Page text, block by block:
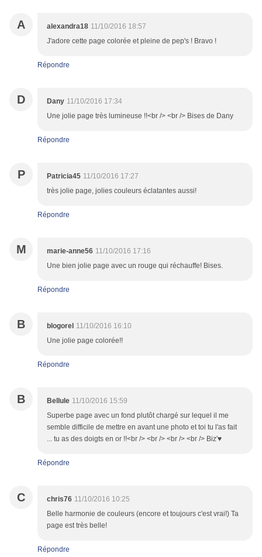
A alexandra18 11/10/2016 18:57
J'adore cette page colorée et pleine de pep's ! Bravo !
Répondre
D Dany 11/10/2016 17:34
Une jolie page très lumineuse !!<br /> <br /> Bises de Dany
Répondre
P Patricia45 11/10/2016 17:27
très jolie page, jolies couleurs éclatantes aussi!
Répondre
M marie-anne56 11/10/2016 17:16
Une bien jolie page avec un rouge qui réchauffe! Bises.
Répondre
B blogorel 11/10/2016 16:10
Une jolie page colorée!!
Répondre
B Bellule 11/10/2016 15:59
Superbe page avec un fond plutôt chargé sur lequel il me
semble difficile de mettre en avant une photo et toi tu l'as fait
... tu as des doigts en or !!<br /> <br /> <br /> <br /> Biz'♥
Répondre
C chris76 11/10/2016 10:25
Belle harmonie de couleurs (encore et toujours c'est vrai!) Ta
page est très belle!
Répondre